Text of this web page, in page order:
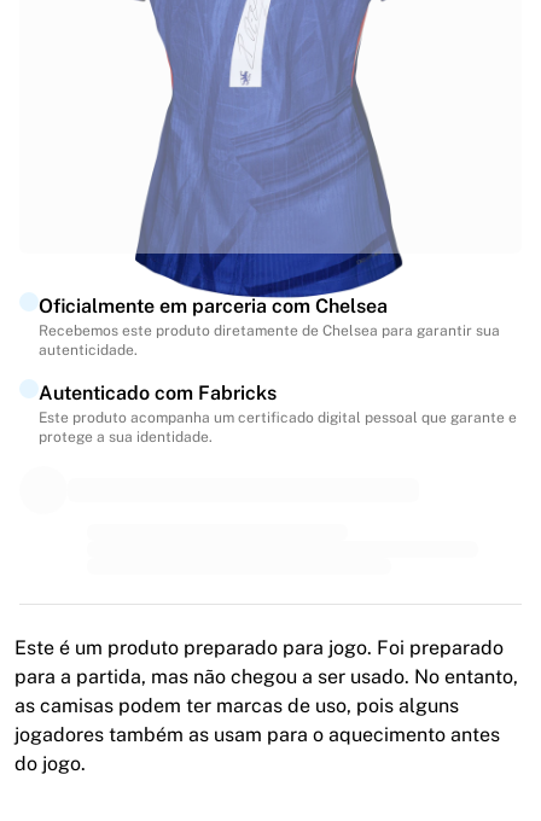
Leilões do Campeonato Mundial
Ver tudo sobre futebol
Estados Unidos
Paris Saint-Germain
FC Bayern München
Ver todas as equipes
Campeonatos Mundiais 2026
Premier League
Futebol feminino dos EUA
NWSL
OL Lyonnes
Paris Saint-Germain Féminines
Arsenal WFC
Navegar por país
Oficialmente em parceria com Chelsea
Recebemos este produto diretamente de Chelsea para garantir sua
autenticidade.
Autenticado com Fabricks
Este produto acompanha um certificado digital pessoal que garante e
protege a sua identidade.
Este é um produto preparado para jogo. Foi preparado
para a partida, mas não chegou a ser usado. No entanto,
as camisas podem ter marcas de uso, pois alguns
jogadores também as usam para o aquecimento antes
do jogo.